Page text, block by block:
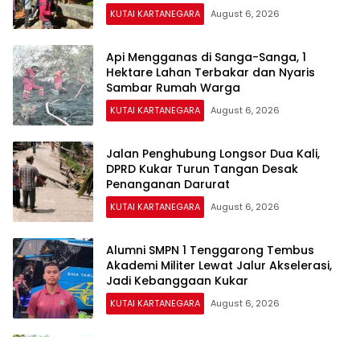
KUTAI KARTANEGARA August 6, 2026
Api Mengganas di Sanga-Sanga, 1
Hektare Lahan Terbakar dan Nyaris
Sambar Rumah Warga
KUTAI KARTANEGARA August 6, 2026
Jalan Penghubung Longsor Dua Kali,
DPRD Kukar Turun Tangan Desak
Penanganan Darurat
KUTAI KARTANEGARA August 6, 2026
Alumni SMPN 1 Tenggarong Tembus
Akademi Militer Lewat Jalur Akselerasi,
Jadi Kebanggaan Kukar
KUTAI KARTANEGARA August 6, 2026